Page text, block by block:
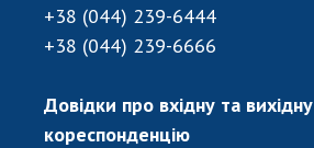
+38 (044) 239-6444
+38 (044) 239-6666
Довідки про вхідну та вихідну
кореспонденцію